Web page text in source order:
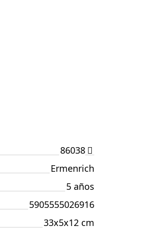
86038
Ermenrich
5 años
5905555026916
33x5x12 cm